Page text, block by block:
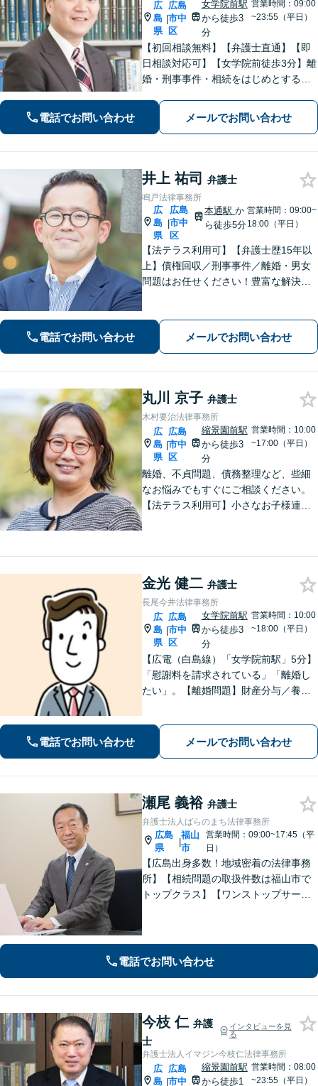
広
島
県
|
広島
市中
区
女学院前駅
から徒歩3
分
営業時間：09:00
~23:55（平日）
【初回相談無料】【弁護士直通】【即
日相談対応可】【女学院前徒歩3分】離
婚・刑事事件・相続をはじめとする身
ない真の問題解決を目指して誠実かつ
迅速な対応を致します。是非、お気軽
電話でお問い合わせ メールでお問い合わせ
井上 祐司 弁護士
鳴戸法律事務所
広
島
県
|
広島
市中
区
本通駅 か
ら徒歩5分
営業時間：09:00~
18:00（平日）
【法テラス利用可】【弁護士歴15年以
上】債権回収／刑事事件／離婚・男女
問題はお任せください！豊富な解決実
談】【完全個室相談】【休日・夜間対
応可】【本通駅5分】
電話でお問い合わせ メールでお問い合わせ
丸川 京子 弁護士
木村要治法律事務所
広
島
県
|
広島
市中
区
縮景園前駅
から徒歩3
分
営業時間：10:00
~17:00（平日）
離婚、不貞問題、債務整理など、些細
なお悩みでもすぐにご相談ください。
【法テラス利用可】小さなお子様連れ
金光 健二 弁護士
長尾今井法律事務所
広
島
県
|
広島
市中
区
女学院前駅
から徒歩3
分
営業時間：10:00
~18:00（平日）
【広電（白島線）「女学院前駅」5分】
「慰謝料を請求されている」「離婚し
たい」。【離婚問題】財産分与／養育
請求など【相続・遺言】料金は明確に
細かく設定【初回相談無料】
電話でお問い合わせ メールでお問い合わせ
瀬尾 義裕 弁護士
弁護士法人ばらのまち法律事務所
広島
県
|
福山
市
営業時間：09:00~17:45（平
日）
【広島出身多数！地域密着の法律事務
所】【相続問題の取扱件数は福山市で
トップクラス】【ワンストップサービ
遺言・相続、債務整理など、幅広い分
電話でお問い合わせ
今枝 仁 弁護
士
インタビューを見
る
弁護士法人イマジン今枝仁法律事務所
広
島 |
広島
市中
縮景園前駅
から徒歩1
営業時間：08:00
~23:55（平日）